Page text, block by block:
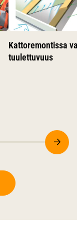
Kattoremontissa
tuulettuvuus